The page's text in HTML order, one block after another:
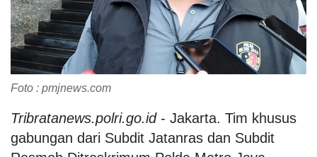
Foto : pmjnews.com
Tribratanews.polri.go.id- Jakarta. Tim khusus
gabungan dari Subdit Jatanras dan Subdit